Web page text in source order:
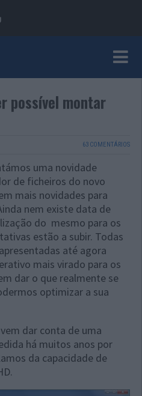
possível montar
63 COMENTÁRIOS
uma novidade
de ficheiros do novo
mais novidades para
nem existe data de
do mesmo para os
estão a subir. Todas
até agora
mais virado para os
dar o que realmente se
optimizar a sua
dar conta de uma
há muitos anos por
da capacidade de